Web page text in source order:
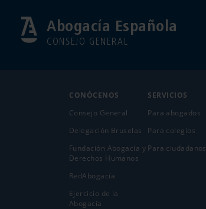
Abogacía Española
CONSEJO GENERAL
CONÓCENOS
Consejo General
Delegación Bruselas
Fundación Abogacía y
Derechos Humanos
RedAbogacía
Ejercicio de la
Abogací­a
SERVICIOS
Para abogados
Para colegios
Para ciudadanos